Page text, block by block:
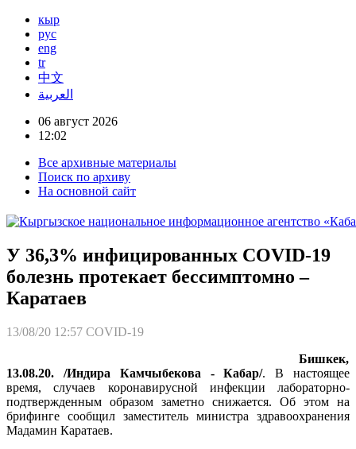
кыр
рус
eng
tr
中文
العربية
06 август 2026
12:02
Все архивные материалы
Поиск по архиву
На основной сайт
У 36,3% инфицированных COVID-19
болезнь протекает бессимптомно –
Каратаев
13/08/20 12:57 COVID-19
Бишкек,
13.08.20. /Индира Камчыбекова - Кабар/. В настоящее
время, случаев коронавирусной инфекции лабораторно-
подтвержденным образом заметно снижается. Об этом на
брифинге сообщил заместитель министра здравоохранения
Мадамин Каратаев.